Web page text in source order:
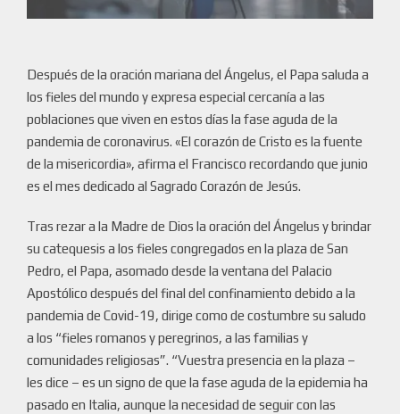
Después de la oración mariana del Ángelus, el Papa saluda a
los fieles del mundo y expresa especial cercanía a las
poblaciones que viven en estos días la fase aguda de la
pandemia de coronavirus. «El corazón de Cristo es la fuente
de la misericordia», afirma el Francisco recordando que junio
es el mes dedicado al Sagrado Corazón de Jesús.
Tras rezar a la Madre de Dios la oración del Ángelus y brindar
su catequesis a los fieles congregados en la plaza de San
Pedro, el Papa, asomado desde la ventana del Palacio
Apostólico después del final del confinamiento debido a la
pandemia de Covid-19, dirige como de costumbre su saludo
a los “fieles romanos y peregrinos, a las familias y
comunidades religiosas”. “Vuestra presencia en la plaza –
les dice – es un signo de que la fase aguda de la epidemia ha
pasado en Italia, aunque la necesidad de seguir con las